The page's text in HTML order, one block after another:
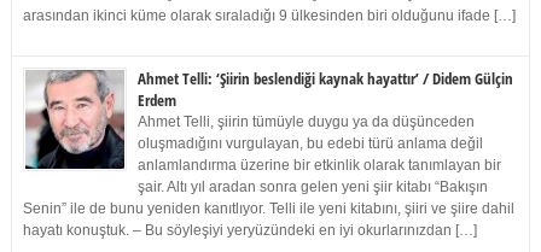
arasından ikinci küme olarak sıraladığı 9 ülkesinden biri olduğunu ifade […]
Ahmet Telli: ‘Şiirin beslendiği kaynak hayattır’ / Didem Gülçin
Erdem
Ahmet Telli, şiirin tümüyle duygu ya da düşünceden
oluşmadığını vurgulayan, bu edebi türü anlama değil
anlamlandırma üzerine bir etkinlik olarak tanımlayan bir
şair. Altı yıl aradan sonra gelen yeni şiir kitabı “Bakışın
Senin” ile de bunu yeniden kanıtlıyor. Telli ile yeni kitabını, şiiri ve şiire dahil
hayatı konuştuk. – Bu söyleşiyi yeryüzündeki en iyi okurlarınızdan […]